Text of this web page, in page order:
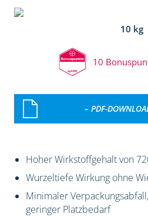
10 kg
10
– PDF-
Hoher Wirkstoffgehalt von
Wurzeltiefe Wirkung ohne
Minimaler
geringer Platzbedarf